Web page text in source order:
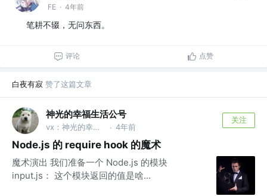
FE · 4年前
笔耕不辍，无问东西。
评论 点赞
白夜有寂 赞了这篇文章
神光的幸福生活公号
vx：神光的幸福生活 · 4年前
关注
Node.js 的 require hook 的魔术
魔术演出 我们准备一个 Node.js 的模块
input.js： 这个模块返回的值是啥...